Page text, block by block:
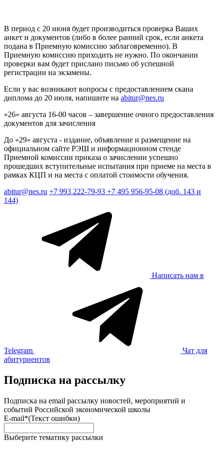
В период с 20 июня будет производиться проверка Ваших
анкет и документов (либо в более ранний срок, если анкета
подана в Приемную комиссию заблаговременно). В
Приемную комиссию приходить не нужно. По окончании
проверки вам будет прислано письмо об успешной
регистрации на экзамены.
Если у вас возникают вопросы с предоставлением скана
диплома до 20 июля, напишите на abitur@nes.ru
«26» августа 16-00 часов – завершение очного предоставления
документов для зачисления
До «29» августа - издание, объявление и размещение на
официальном сайте РЭШ и информационном стенде
Приемной комиссии приказа о зачислении успешно
прошедших вступительные испытания при приеме на места в
рамках КЦП и на места с оплатой стоимости обучения.
abitur@nes.ru +7 993 222-79-93 +7 495 956-95-08 (доб. 143 и
144)
Написать нам в
Telegram
Чат для
абитуриентов
Подписка на рассылку
Подписка на email рассылку новостей, мероприятий и
событий Российской экономической школы
E-mail*(Текст ошибки)
Выберите тематику рассылки